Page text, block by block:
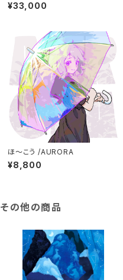
¥33,000
ほ〜こう /AURORA
¥8,800
その他の商品